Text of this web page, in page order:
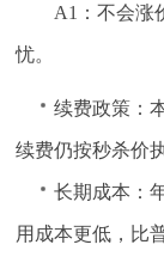
A1：不会涨
忧。
续费政策：
续费仍按秒杀价
长期成本：
用成本更低，比